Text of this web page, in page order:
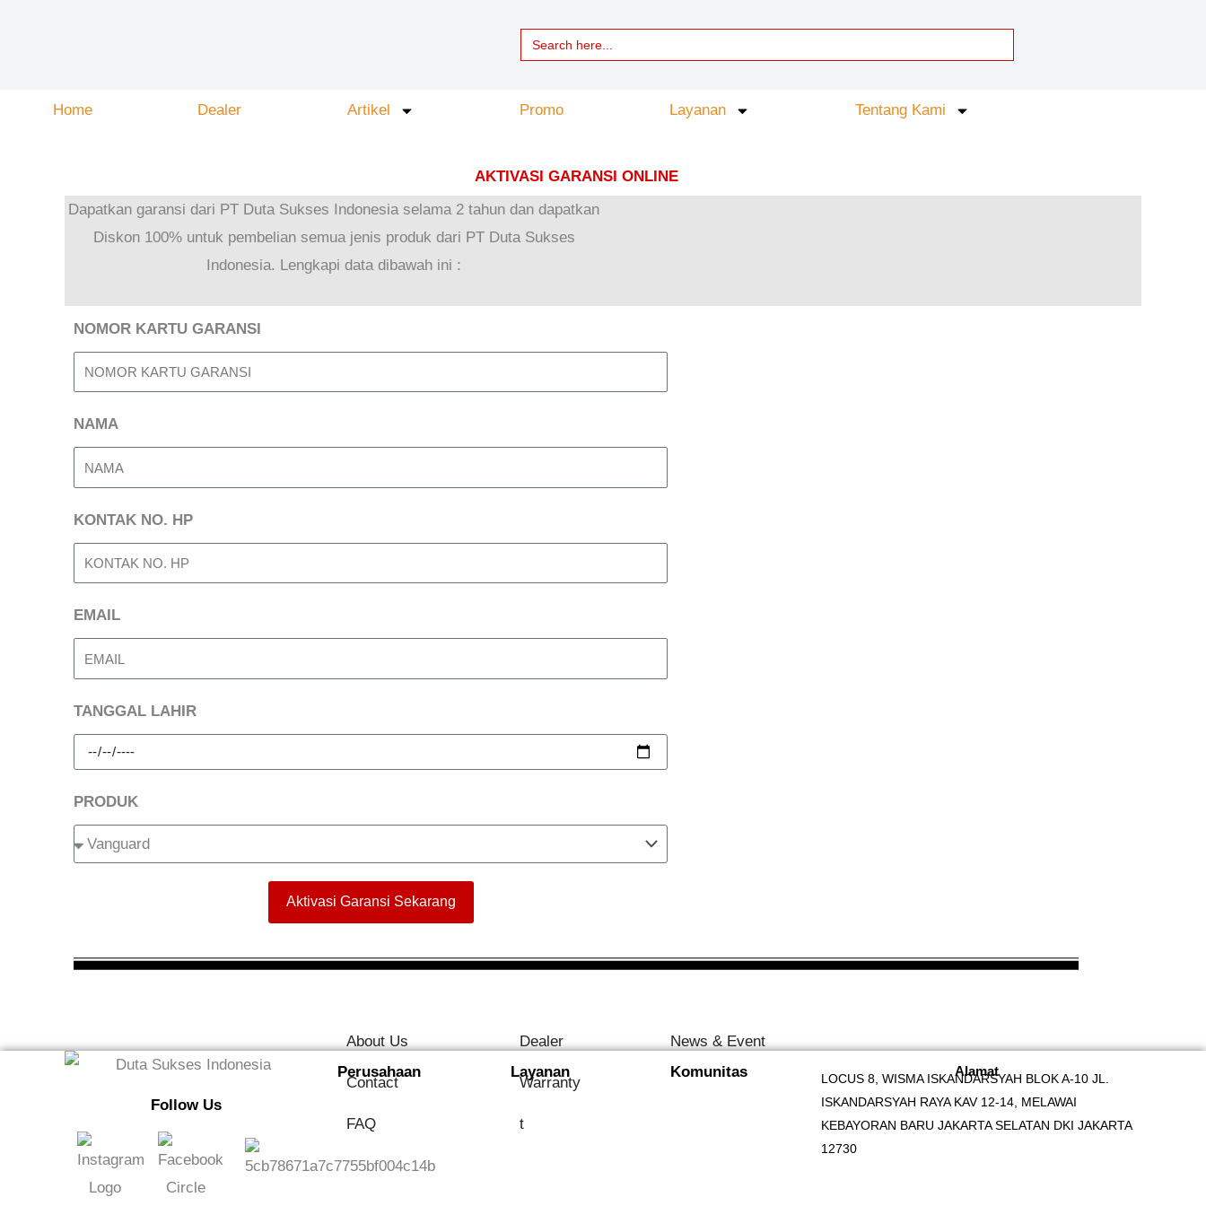
Search
for:
Home Dealer Artikel Promo Layanan Tentang Kami
AKTIVASI GARANSI ONLINE
Dapatkan garansi dari PT Duta Sukses Indonesia selama 2 tahun dan dapatkan
Diskon 100% untuk pembelian semua jenis produk dari PT Duta Sukses
Indonesia. Lengkapi data dibawah ini :
NOMOR KARTU GARANSI
NAMA
KONTAK NO. HP
EMAIL
TANGGAL LAHIR
PRODUK
Aktivasi Garansi Sekarang
Follow Us
Perusahaan Layanan Komunitas
About Us
Contact
FAQ
Dealer
Warranty
t
News & Event
Alamat
LOCUS 8, WISMA ISKANDARSYAH BLOK A-10 JL.
ISKANDARSYAH RAYA KAV 12-14, MELAWAI
KEBAYORAN BARU JAKARTA SELATAN DKI JAKARTA
12730